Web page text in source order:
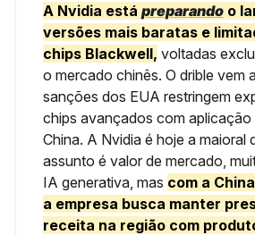
A Nvidia está preparando o
versões mais baratas e
chips Blackwell, voltadas
o mercado chinês. O drible vem
sanções dos EUA restringem
chips avançados com aplicação
China. A Nvidia é hoje a maioral
assunto é valor de mercado,
IA generativa, mas com a
a empresa busca manter
receita na região com